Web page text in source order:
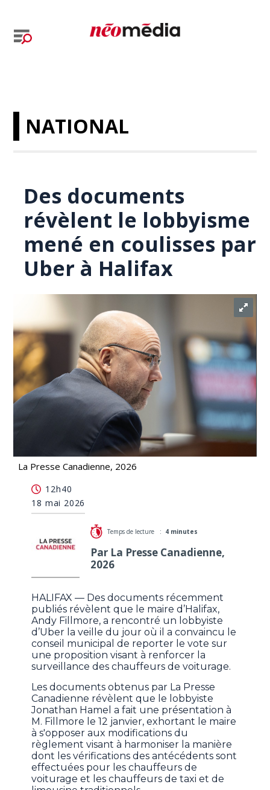
NATIONAL
Des documents
révèlent le lobbyisme
mené en coulisses par
Uber à Halifax
La Presse Canadienne, 2026
coulisses par Uber à Halifax
12h40
18 mai 2026
Temps de lecture : 4 minutes
Par La Presse Canadienne,
2026
HALIFAX — Des documents récemment
publiés révèlent que le maire d’Halifax,
Andy Fillmore, a rencontré un lobbyiste
d’Uber la veille du jour où il a convaincu le
conseil municipal de reporter le vote sur
une proposition visant à renforcer la
surveillance des chauffeurs de voiturage.
Les documents obtenus par La Presse
Canadienne révèlent que le lobbyiste
Jonathan Hamel a fait une présentation à
M. Fillmore le 12 janvier, exhortant le maire
à s'opposer aux modifications du
règlement visant à harmoniser la manière
dont les vérifications des antécédents sont
effectuées pour les chauffeurs de
voiturage et les chauffeurs de taxi et de